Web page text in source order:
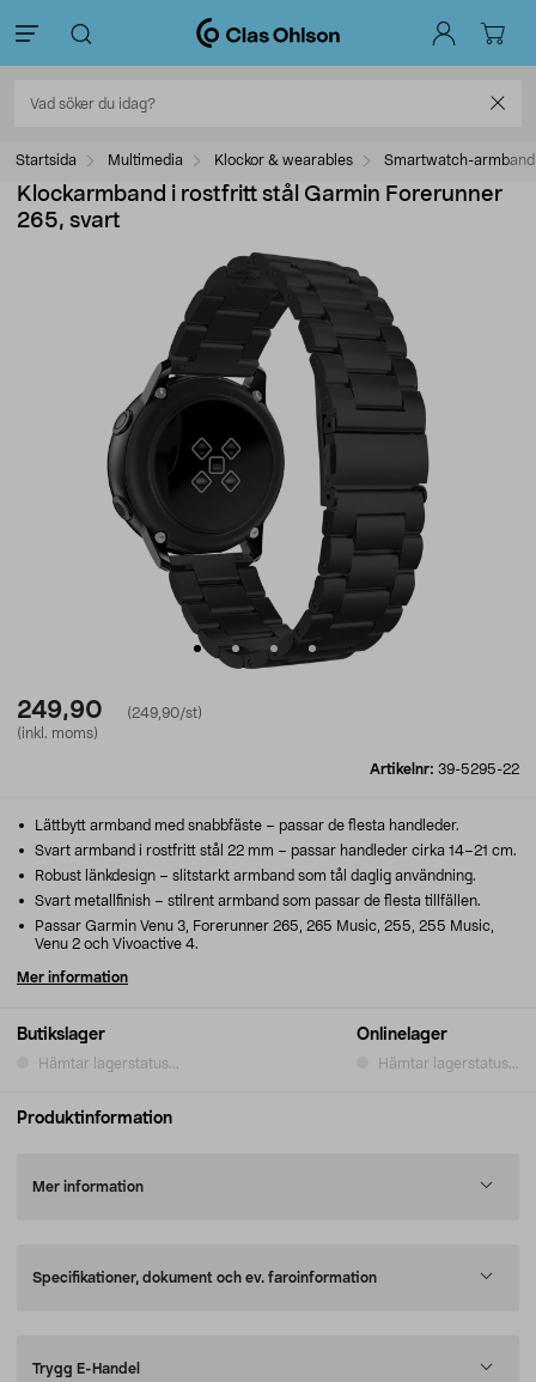
Startsida Multimedia Klockor & wearables Smartwatch-armband
Klockarmband i rostfritt stål Garmin Forerunner
265, svart
249,90
(249,90/st)
(inkl. moms)
Artikelnr: 39-5295-22
Butikslager
Hämtar lagerstatus...
Onlinelager
Hämtar lagerstatus...
Lättbytt armband med snabbfäste – passar de flesta handleder.
Svart armband i rostfritt stål 22 mm – passar handleder cirka 14–21 cm.
Robust länkdesign – slitstarkt armband som tål daglig användning.
Svart metallfinish – stilrent armband som passar de flesta tillfällen.
Passar Garmin Venu 3, Forerunner 265, 265 Music, 255, 255 Music,
Venu 2 och Vivoactive 4.
Mer information
Produktinformation
Mer information
Specifikationer, dokument och ev. faroinformation
Trygg E-Handel